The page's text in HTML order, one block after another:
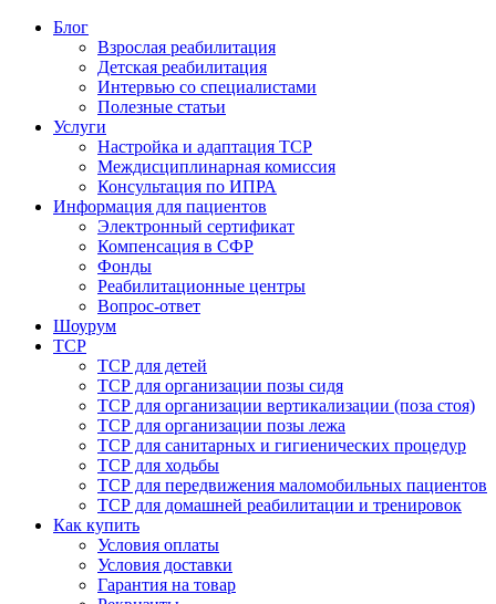
Блог
Взрослая реабилитация
Детская реабилитация
Интервью со специалистами
Полезные статьи
Услуги
Настройка и адаптация ТСР
Междисциплинарная комиссия
Консультация по ИПРА
Информация для пациентов
Электронный сертификат
Компенсация в СФР
Фонды
Реабилитационные центры
Вопрос-ответ
Шоурум
ТСР
ТСР для детей
ТСР для организации позы сидя
ТСР для организации вертикализации (поза стоя)
ТСР для организации позы лежа
ТСР для санитарных и гигиенических процедур
ТСР для ходьбы
ТСР для передвижения маломобильных пациентов
ТСР для домашней реабилитации и тренировок
Как купить
Условия оплаты
Условия доставки
Гарантия на товар